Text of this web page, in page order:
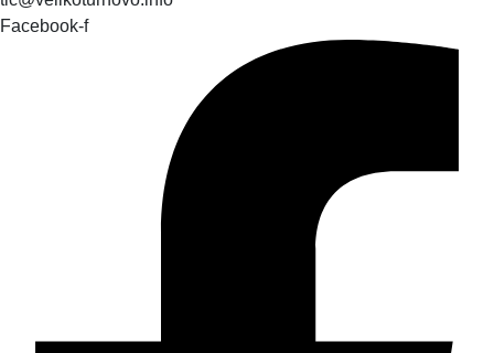
Facebook-f